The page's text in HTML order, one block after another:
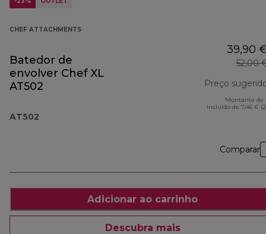
CHEF ATTACHMENTS
Batedor de
envolver Chef XL
AT502
AT502
39,90
52,00
Preço
Montante de
incluído de 7,46 €
Comparar
Adicionar ao carrinho
Descubra mais